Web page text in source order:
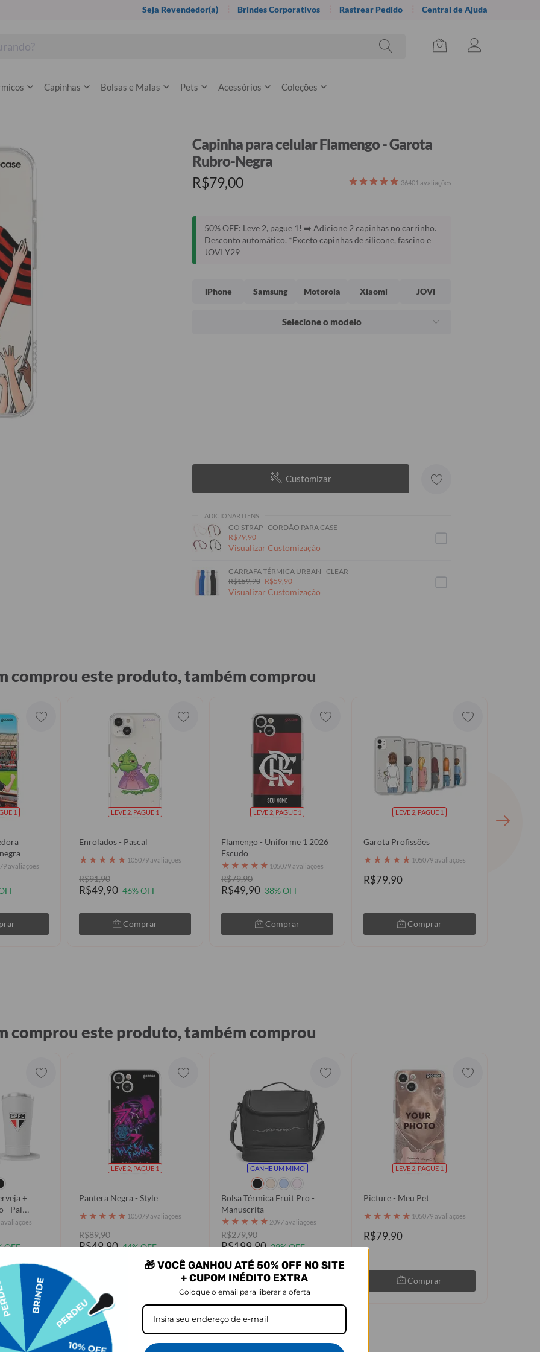
Seja Revendedor(a) Brindes Corporativos Rastrear Pedido Central de Ajuda
Capinhas Bolsas e Malas Pets Acessórios Coleções
Capinha para celular Flamengo - Garota
Rubro-Negra
R$79,00 36401 avaliações
50% OFF: Leve 2, pague 1! ➡️ Adicione 2 capinhas no carrinho.
Desconto automático. *Exceto capinhas de silicone, fascino e
JOVI Y29
iPhone Samsung Motorola Xiaomi JOVI
Selecione o modelo
Customizar
ADICIONAR ITENS
GO STRAP - CORDÃO PARA CASE
R$79,90
Visualizar Customização
GARRAFA TÉRMICA URBAN - CLEAR
R$159,90 R$59,90
Visualizar Customização
comprou este produto, também comprou
1
avaliações
LEVE 2, PAGUE 1
Enrolados - Pascal
★ ★ ★ ★ ★ 105079 avaliações
R$91,90
R$49,90 46% OFF
Comprar
LEVE 2, PAGUE 1
Flamengo - Uniforme 1 2026
Escudo
★ ★ ★ ★ ★ 105079 avaliações
R$79,90
R$49,90 38% OFF
Comprar
LEVE 2, PAGUE 1
Garota Profissões
★ ★ ★ ★ ★ 105079 avaliações
R$79,90
Comprar
comprou este produto, também comprou
+
- Pai
OFF
LEVE 2, PAGUE 1
Pantera Negra - Style
★ ★ ★ ★ ★ 105079 avaliações
R$89,90
R$49,90 44% OFF
GANHE UM MIMO
Bolsa Térmica Fruit Pro -
Manuscrita
★ ★ ★ ★ ★ 2097 avaliações
R$279,90
R$199,90 29% OFF
3x de R$66,63 sem juros
Comprar
LEVE 2, PAGUE 1
Picture - Meu Pet
★ ★ ★ ★ ★ 105079 avaliações
R$79,90
Comprar
🎁 VOCÊ GANHOU ATÉ 50% OFF NO SITE
+ CUPOM INÉDITO EXTRA
Coloque o email para liberar a oferta